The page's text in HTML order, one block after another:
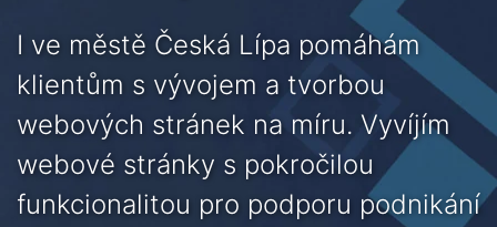
I ve městě Česká Lípa pomáhám
klientům s vývojem a tvorbou
webových stránek na míru. Vyvíjím
webové stránky s pokročilou
funkcionalitou pro podporu podnikání